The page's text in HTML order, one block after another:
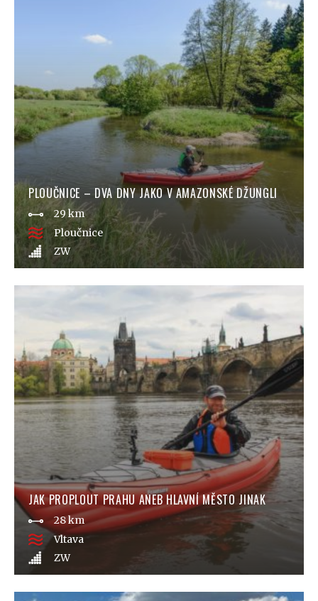
PLOUČNICE – DVA DNY JAKO V AMAZONSKÉ DŽUNGLI
29 km
Ploučnice
ZW
JAK PROPLOUT PRAHU ANEB HLAVNÍ MĚSTO JINAK
28 km
Vltava
ZW